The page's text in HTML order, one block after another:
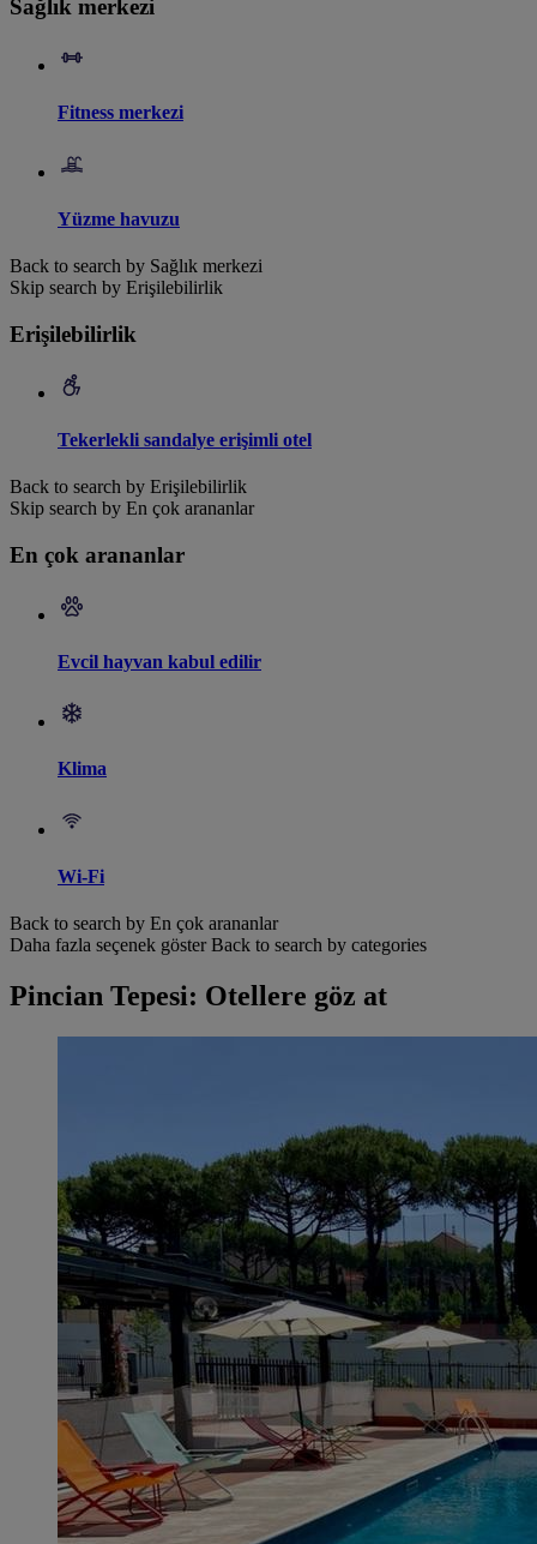
Sağlık merkezi
Fitness merkezi
Yüzme havuzu
Back to search by Sağlık merkezi
Skip search by Erişilebilirlik
Erişilebilirlik
Tekerlekli sandalye erişimli otel
Back to search by Erişilebilirlik
Skip search by En çok arananlar
En çok arananlar
Evcil hayvan kabul edilir
Klima
Wi-Fi
Back to search by En çok arananlar
Daha fazla seçenek göster Back to search by categories
Pincian Tepesi: Otellere göz at